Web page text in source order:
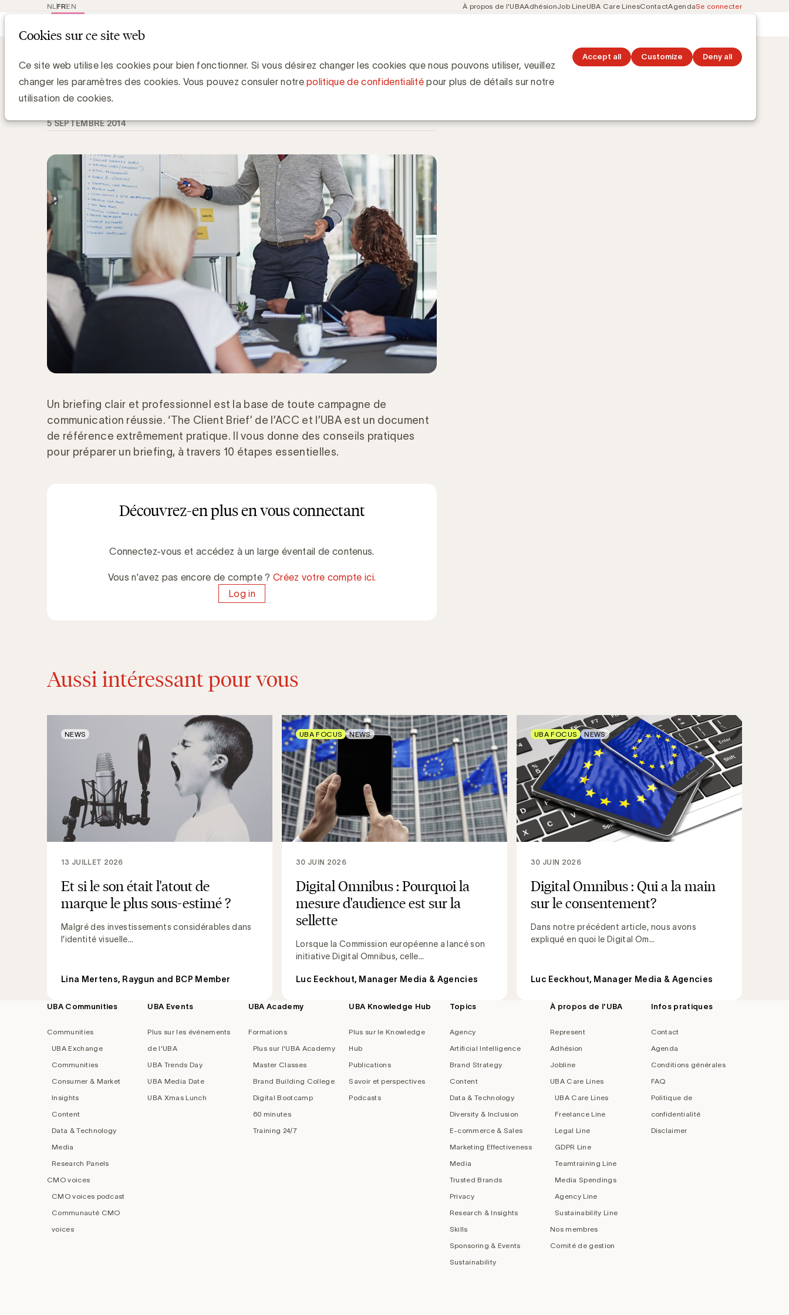
Cookies sur ce site web
Ce site web utilise les cookies pour bien fonctionner. Si vous désirez changer les cookies que nous pouvons utiliser, veuillez
changer les paramètres des cookies. Vous pouvez consuler notrepolitique de confidentialité pour plus de détails sur notre
utilisation de cookies.
Accept all Customize Deny all
EN
FR
NL
Meta
À propos de l'UBAAdhésionJob LineUBA Care LinesContactAgendaSe connecter
The Client Brief : ACC/UBA
Simone Ruseler, Knowledge Manager
5 SEPTEMBRE 2014
Un briefing clair et professionnel est la base de toute campagne de
communication réussie. ‘The Client Brief’ de l’ACC et l’UBA est un document
de référence extrêmement pratique. Il vous donne des conseils pratiques
pour préparer un briefing, à travers 10 étapes essentielles.
Découvrez-en plus en vous connectant
Connectez-vous et accédez à un large éventail de contenus.
Vous n'avez pas encore de compte ? Créez votre compte ici.
Log in
Aussi intéressant pour vous
Et si le son était l'atout de
marque le plus sous-estimé ?
Malgré des investissements considérables dans
l’identité visuelle...
13 JUILLET 2026
Lina Mertens, Raygun and BCP Member
NEWS
Digital Omnibus : Pourquoi la
mesure d'audience est sur la
sellette
Lorsque la Commission européenne a lancé son
initiative Digital Omnibus, celle...
30 JUIN 2026
Luc Eeckhout, Manager Media & Agencies
UBA FOCUS NEWS
Digital Omnibus : Qui a la main
sur le consentement?
Dans notre précédent article, nous avons
expliqué en quoi le Digital Om...
30 JUIN 2026
Luc Eeckhout, Manager Media & Agencies
UBA FOCUS NEWS
Footer
UBA Communities
Communities
UBA Exchange
Communities
Consumer & Market
Insights
Content
Data & Technology
Media
Research Panels
CMO voices
CMO voices podcast
Communauté CMO
voices
UBA Events
Plus sur les événements
de l'UBA
UBA Trends Day
UBA Media Date
UBA Xmas Lunch
UBA Academy
Formations
Plus sur l'UBA Academy
Master Classes
Brand Building College
Digital Bootcamp
60 minutes
Training 24/7
UBA Knowledge Hub
Plus sur le Knowledge
Hub
Publications
Savoir et perspectives
Podcasts
Topics
Agency
Artificial Intelligence
Brand Strategy
Content
Data & Technology
Diversity & Inclusion
E-commerce & Sales
Marketing Effectiveness
Media
Trusted Brands
Privacy
Research & Insights
Skills
Sponsoring & Events
Sustainability
À propos de l'UBA
Represent
Adhésion
Jobline
UBA Care Lines
UBA Care Lines
Freelance Line
Legal Line
GDPR Line
Teamtraining Line
Media Spendings
Agency Line
Sustainability Line
Nos membres
Comité de gestion
Infos pratiques
Contact
Agenda
Conditions générales
FAQ
Politique de
confidentialité
Disclaimer